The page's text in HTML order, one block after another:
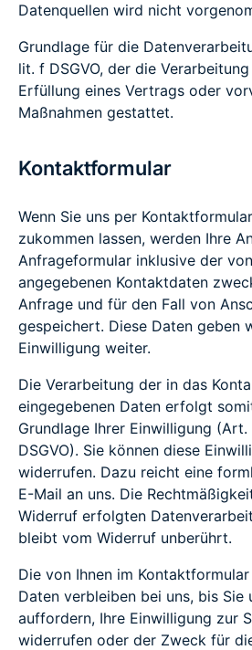
Datenquellen wird nicht
Grundlage für die
lit. f DSGVO, der die
Erfüllung eines Vertrags oder
Maßnahmen gestattet.
Kontaktformular
Wenn Sie uns per
zukommen lassen, werden Ihre
Anfrageformular inklusive der
angegebenen Kontaktdaten
Anfrage und für den Fall von
gespeichert. Diese Daten geben
Einwilligung weiter.
Die Verarbeitung der in das
eingegebenen Daten erfolgt
Grundlage Ihrer Einwilligung (Art.
DSGVO). Sie können diese
widerrufen. Dazu reicht eine
E-Mail an uns. Die
Widerruf erfolgten
bleibt vom Widerruf unberührt.
Die von Ihnen im
Daten verbleiben bei uns, bis Sie
auffordern, Ihre Einwilligung zur
widerrufen oder der Zweck für